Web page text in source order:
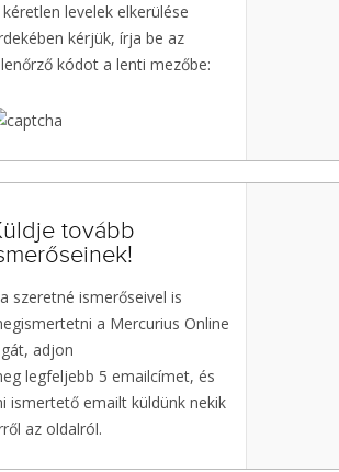
kéretlen levelek elkerülése
kérjük, írja be az
kódot a lenti mezőbe:
tovább
szeretné ismerőseivel is
a Mercurius Online
adjon
legfeljebb 5 emailcímet, és
ismertető emailt küldünk nekik
az oldalról.